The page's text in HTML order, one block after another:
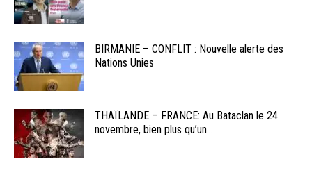
BIRMANIE – CONFLIT : Nouvelle alerte des
Nations Unies
THAÏLANDE – FRANCE: Au Bataclan le 24
novembre, bien plus qu’un...